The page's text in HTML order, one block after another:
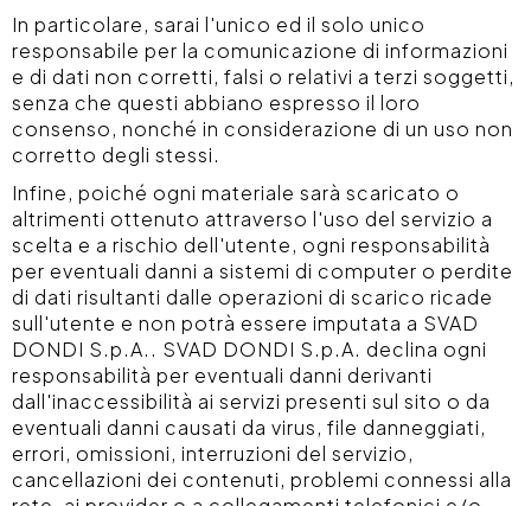
In particolare, sarai l'unico ed il solo unico
responsabile per la comunicazione di informazioni
e di dati non corretti, falsi o relativi a terzi soggetti,
senza che questi abbiano espresso il loro
consenso, nonché in considerazione di un uso non
corretto degli stessi.
Infine, poiché ogni materiale sarà scaricato o
altrimenti ottenuto attraverso l'uso del servizio a
scelta e a rischio dell'utente, ogni responsabilità
per eventuali danni a sistemi di computer o perdite
di dati risultanti dalle operazioni di scarico ricade
sull'utente e non potrà essere imputata a SVAD
DONDI S.p.A.. SVAD DONDI S.p.A. declina ogni
responsabilità per eventuali danni derivanti
dall'inaccessibilità ai servizi presenti sul sito o da
eventuali danni causati da virus, file danneggiati,
errori, omissioni, interruzioni del servizio,
cancellazioni dei contenuti, problemi connessi alla